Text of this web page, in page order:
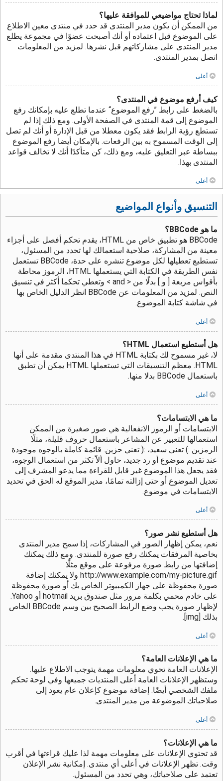
لماذا تحتاج مواضيعي للموافقة عليها؟
من الممكن أن يكون مدير المنتدى قد حدد في منتدى معين الاطلاع
على الموضوع قبل اعتماده أو أنك أصبحت عضوًا في مجموعة يطلع
مدير المنتدى على مشاركاتهم قبل نشرها. لمزيد من المعلومات
اتصل بمدير المنتدى.
أعلى
كيف أرفع موضوع في المنتدى؟
بالضغط على رابط ”رفع الموضوع“ عندما تطلع عليه بإمكانك رفع
الموضوع إلى قمة المنتدى في الصفحة الأولى. ومع ذلك إذا لم
تستطع رؤية الرابط فقد يكون معطلا من قبل الإدارة أو أنك لم تصل
إلى الوقت المسموح به بين الرفعات. بالإمكان أيضا رفع الموضوع
ببساطة عبر التعليق عليه، ومع ذلك، كن متأكدًا أنك لا تخالف قواعد
المنتدى بهذا.
أعلى
التنسيق وأنواع المواضيع
ما هو BBCode؟
BBCode هو تطبيق خاص من HTML، يقدم تحكم أفصل على أجزاء
معينة من المشاركة، صلاحية استعمالك لها تحدد من المسئول،
تستطيع تعطيلها لكل موضوع تنشره على حدة، BBCode تستعمل
نفس الطريقة في الكتابة التي يستعملها HTML، الرموز محاطة
بأقواس مربعة [ و ] بدلًا من < and > وتعطي تحكما أكثر في تنسيق
النص. لمزيد من المعلومات عن BBCode انظر الدليل الخاص بها
في شاشة كتابة الموضوع.
أعلى
هل أستطيع استعمال HTML؟
لا، غير مسموح لك بكتابة HTML في هذا المنتدى مقدمة على أنها
HTML. معظم التنسيقات التي تستعملها HTML يمكن أن تطبق
باستعمال BBCode بدلا منها.
أعلى
ما هي الابتسامات؟
الابتسامات أو الرموز الانفعالية هي صور صغيرة من الممكن
استعمالها للتعبير عن المشاعر باستعمال حروف قليلة، مثلًا
الرمزين :) تعني سعيد، :( تعني حزين. قائمة كاملة بالوجوه موجودة
عند تقديم موضوع أو رد جديد، حاول ألاّ تكثر من استعمال الوجوه،
فقد يجعل هذا الموضوع غير قابل للقراءة مما يدعو المشرف إلى
تعديل الموضوع أو حتى إزالته تمامًا، مدير الموقع له الحق في تحديد
الابتسامات في موضوع.
أعلى
هل أستطيع نشر صور؟
نعم، يمكن إظهار الصور في المشاركات، إذا سمح مدير المنتدى
بخاصية المرفقات يمكنك رفع صورة للمنتدى. ومع ذلك يمكنك
إضافتها من رابط صورة مرفوعة على موقع مثلًا
http://www.example.com/my-picture.gif ولا يمكنك إضافة
صورة محفوظة على جهاز الكمبيوتر الخاص بك أو صورة محفوظة
على خادم محمي بكلمة مرور مثل صندوق بريد hotmail أو Yahoo.
لإظهار صورة يجب وضع الرابط الصحيح بين وسم BBCode الخاص
بذلك [img].
أعلى
ما هي الإعلانات العامة؟
الإعلانات العامة تحوي معلومات مهمة يتوجب الاطلاع عليها.
وستظهر الإعلانات العامة أعلى المنتديات جميعها وفي لوحة تحكم
ملفك الشخصي أيضًا. إضافة موضوع كإعلان عام يعود إلى
صلاحياتك الموضوعة من مدير المنتدى.
أعلى
ما هي الإعلانات؟
قد تحتوي الإعلانات على معلومات مهمة لذا عليك قراءتها في أقرب
وقت. تظهر الإعلانات في أعلى أي منتدى. إمكانية نشر الإعلان
تعتمد على صلاحياتك، وهي تحدد من المسئول.